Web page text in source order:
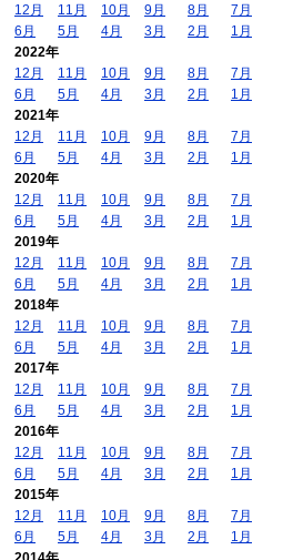
12月
11月 10月 9月 8月
7月
6月
5月 4月 3月 2月
1月
2022年
12月
11月 10月 9月 8月
7月
6月
5月 4月 3月 2月
1月
2021年
12月
11月 10月 9月 8月
7月
6月
5月 4月 3月 2月
1月
2020年
12月
11月 10月 9月 8月
7月
6月
5月 4月 3月 2月
1月
2019年
12月
11月 10月 9月 8月
7月
6月
5月 4月 3月 2月
1月
2018年
12月
11月 10月 9月 8月
7月
6月
5月 4月 3月 2月
1月
2017年
12月
11月 10月 9月 8月
7月
6月
5月 4月 3月 2月
1月
2016年
12月
11月 10月 9月 8月
7月
6月
5月 4月 3月 2月
1月
2015年
12月
11月 10月 9月 8月
7月
6月
5月 4月 3月 2月
1月